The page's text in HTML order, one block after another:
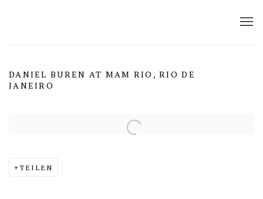
DANIEL BUREN AT MAM RIO, RIO DE
JANEIRO
Open a larger version of the following image in a popup:
TEILEN